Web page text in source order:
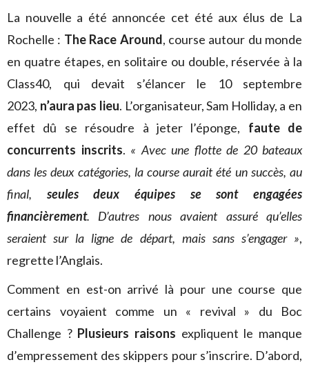
La nouvelle a été annoncée cet été aux élus de La
Rochelle : The Race Around, course autour du monde
en quatre étapes, en solitaire ou double, réservée à la
Class40, qui devait s’élancer le 10 septembre
2023, n’aura pas lieu. L’organisateur, Sam Holliday, a en
effet dû se résoudre à jeter l’éponge, faute de
concurrents inscrits. « Avec une flotte de 20 bateaux
dans les deux catégories, la course aurait été un succès, au
final, seules deux équipes se sont engagées
financièrement. D’autres nous avaient assuré qu’elles
seraient sur la ligne de départ, mais sans s’engager »,
regrette l’Anglais.
Comment en est-on arrivé là pour une course que
certains voyaient comme un « revival » du Boc
Challenge ? Plusieurs raisons expliquent le manque
d’empressement des skippers pour s’inscrire. D’abord,